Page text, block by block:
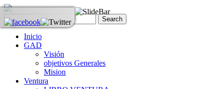
Inicio
GAD
Visión
objetivos Generales
Mision
Ventura